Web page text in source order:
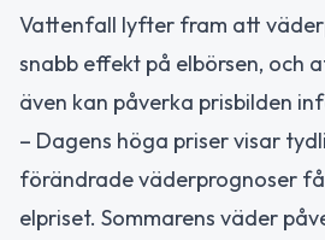
Vattenfall lyfter fram att
snabb effekt på elbörsen, och
även kan påverka prisbilden
– Dagens höga priser visar
förändrade väderprognoser
elpriset. Sommarens väder